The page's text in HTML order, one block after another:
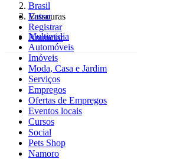
Entrar
Registrar
Anunciar
Brasil
Vassouras
Multimidia
Automóveis
Imóveis
Moda, Casa e Jardim
Serviços
Empregos
Ofertas de Empregos
Eventos locais
Cursos
Social
Pets Shop
Namoro